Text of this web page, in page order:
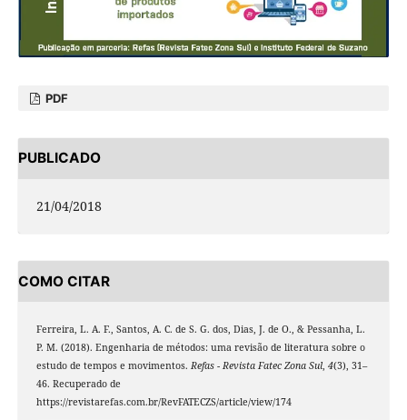
PDF
PUBLICADO
21/04/2018
COMO CITAR
Ferreira, L. A. F., Santos, A. C. de S. G. dos, Dias, J. de O., & Pessanha, L.
P. M. (2018). Engenharia de métodos: uma revisão de literatura sobre o
estudo de tempos e movimentos. Refas - Revista Fatec Zona Sul, 4(3), 31–
46. Recuperado de
https://revistarefas.com.br/RevFATECZS/article/view/174